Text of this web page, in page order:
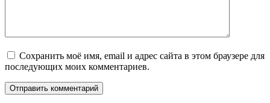
Сохранить моё имя, email и адрес сайта в этом браузере для
последующих моих комментариев.